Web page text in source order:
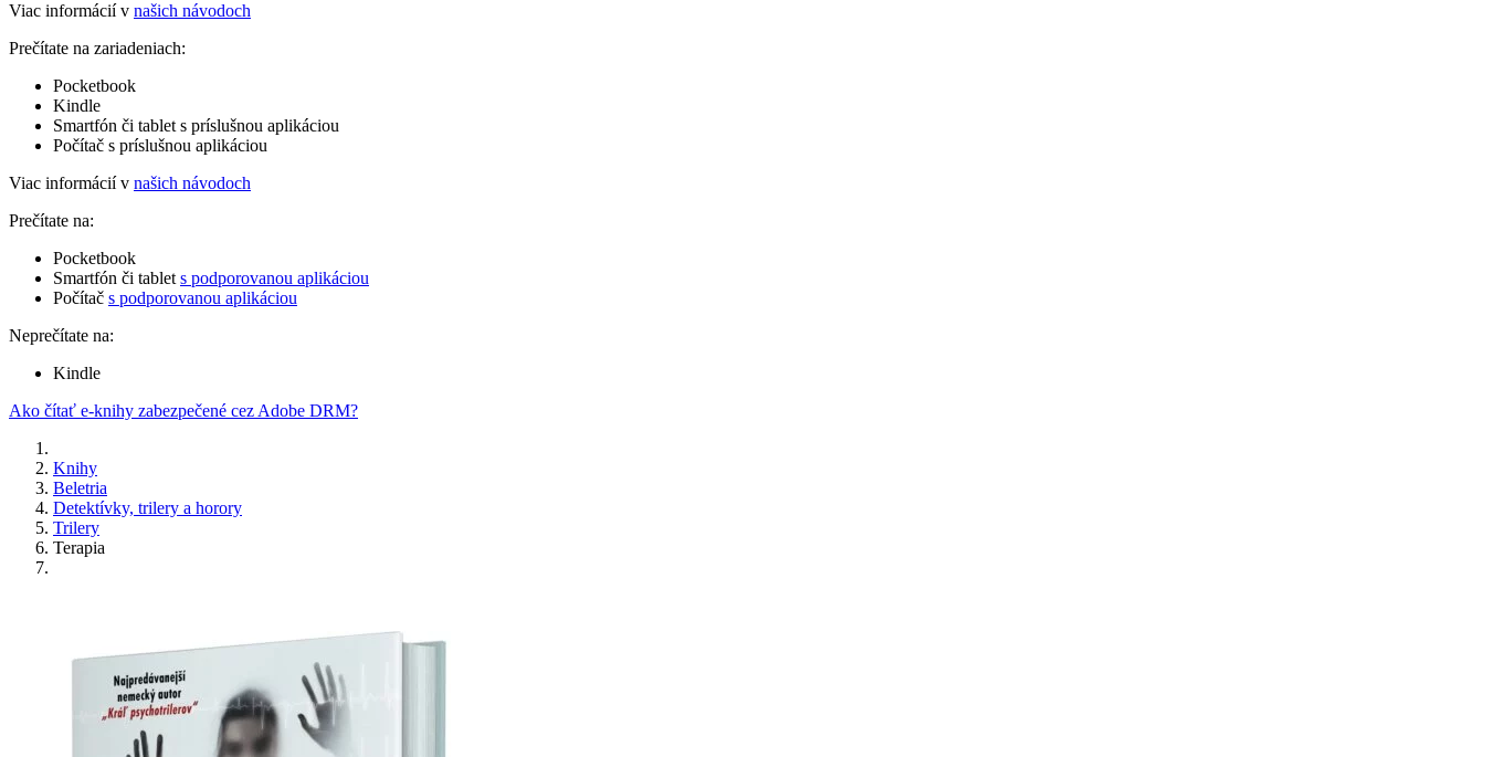
Viac informácií v našich návodoch
Prečítate na zariadeniach:
Pocketbook
Kindle
Smartfón či tablet s príslušnou aplikáciou
Počítač s príslušnou aplikáciou
Viac informácií v našich návodoch
Prečítate na:
Pocketbook
Smartfón či tablet s podporovanou aplikáciou
Počítač s podporovanou aplikáciou
Neprečítate na:
Kindle
Ako čítať e-knihy zabezpečené cez Adobe DRM?
Knihy
Beletria
Detektívky, trilery a horory
Trilery
Terapia